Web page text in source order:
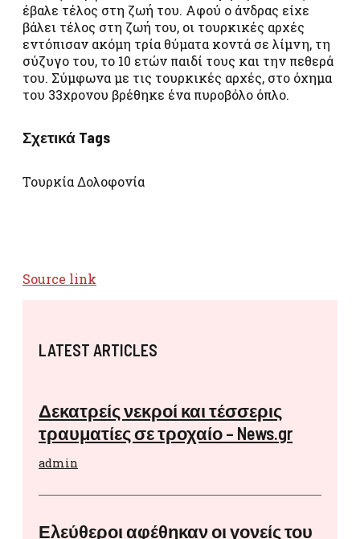
έβαλε τέλος στη ζωή του. Αφού ο άνδρας είχε
βάλει τέλος στη ζωή του, οι τουρκικές αρχές
εντόπισαν ακόμη τρία θύματα κοντά σε λίμνη, τη
σύζυγο του, το 10 ετών παιδί τους και την πεθερά
του. Σύμφωνα με τις τουρκικές αρχές, στο όχημα
του 33χρονου βρέθηκε ένα πυροβόλο όπλο.
Σχετικά Tags
Τουρκία Δολοφονία
Source link
LATEST ARTICLES
Δεκατρείς νεκροί και τέσσερις
τραυματίες σε τροχαίο – News.gr
admin
Ελεύθεροι αφέθηκαν οι γονείς του